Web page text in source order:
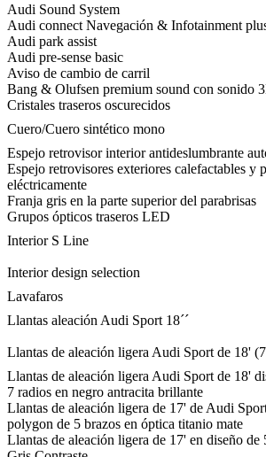
Audi Sound System
Audi connect Navegación & Infotainment
Audi park assist
Audi pre-sense basic
Aviso de cambio de carril
Bang & Olufsen premium sound con sonido
Cristales traseros oscurecidos
Cuero/Cuero sintético mono
Espejo retrovisor interior antideslumbrante
Espejo retrovisores exteriores calefactables y
eléctricamente
Franja gris en la parte superior del parabrisas
Grupos ópticos traseros LED
Interior S Line
Interior design selection
Lavafaros
Llantas aleación Audi Sport 18´´
Llantas de aleación ligera Audi Sport de 18'
Llantas de aleación ligera Audi Sport de 18'
7 radios en negro antracita brillante
Llantas de aleación ligera de 17' de Audi
polygon de 5 brazos en óptica titanio mate
Llantas de aleación ligera de 17' en diseño de